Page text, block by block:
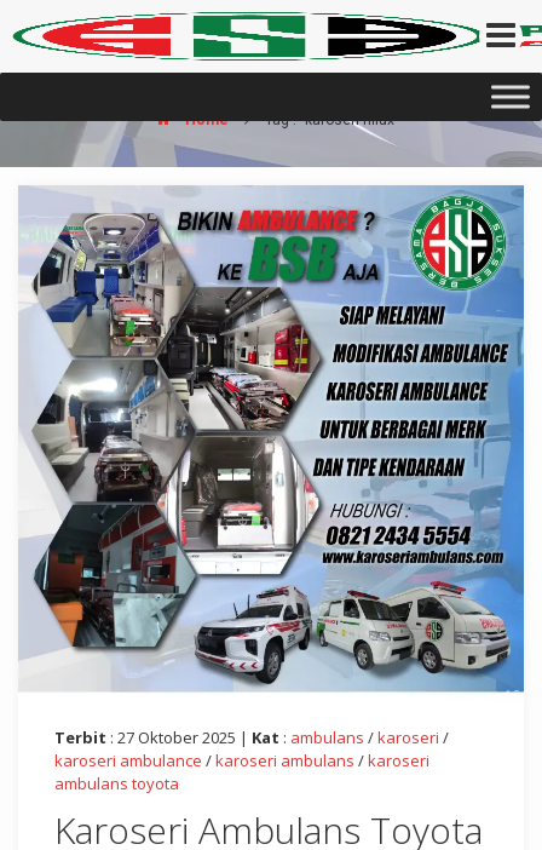
Home Tag : "karoseri hilux"
Terbit : 27 Oktober 2025 | Kat : ambulans /karoseri /
karoseri ambulance /karoseri ambulans /karoseri
ambulans toyota
Karoseri Ambulans Toyota